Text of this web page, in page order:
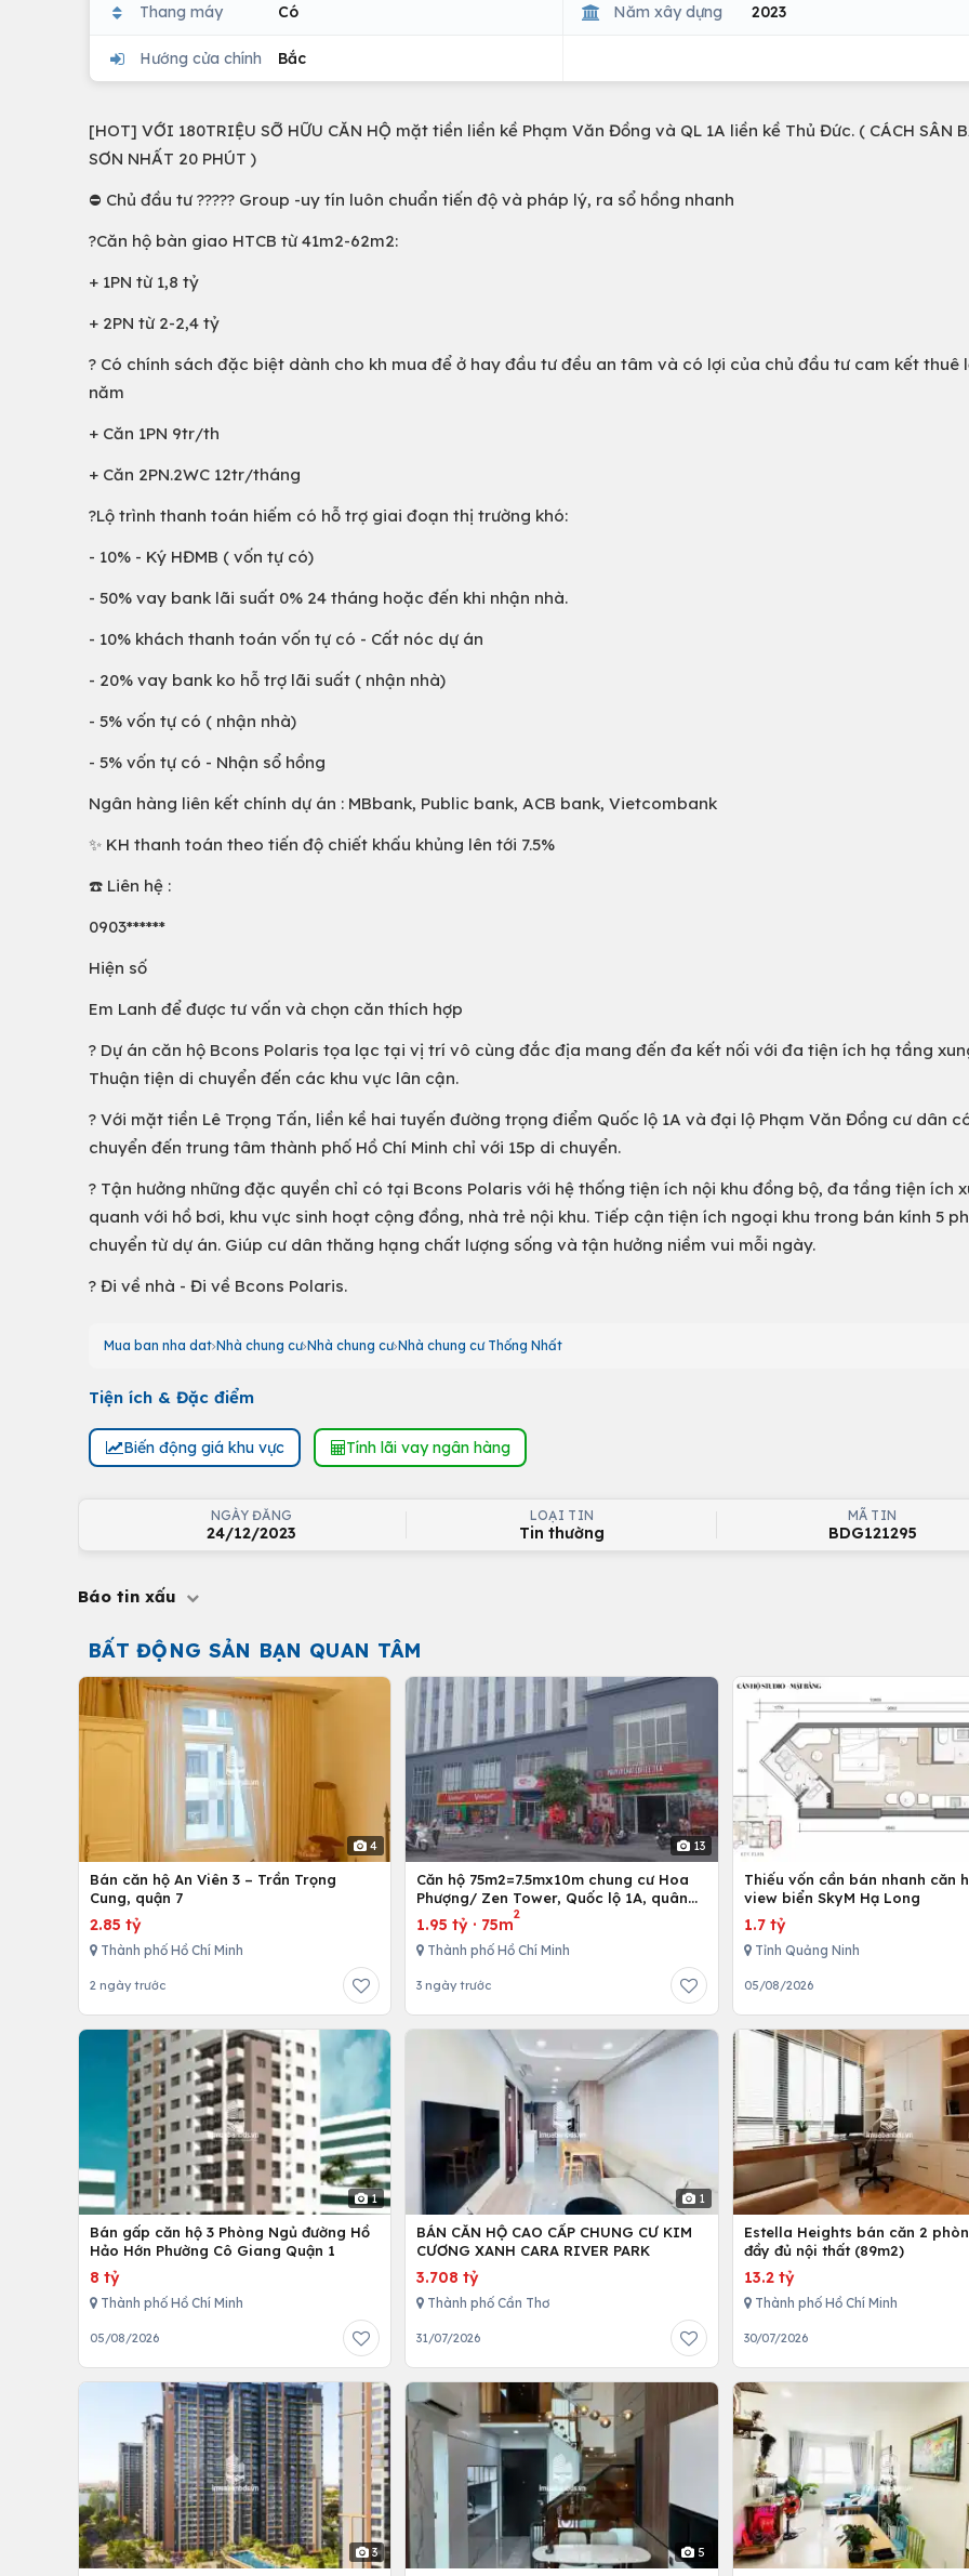
Thang máy Có Năm xây dựng 2023
Hướng cửa chính Bắc
[HOT] VỚI 180TRIỆU SỠ HỮU CĂN HỘ mặt tiền liền kề Phạm Văn Đồng và QL 1A liền kề Thủ Đức. ( CÁCH SÂN
SƠN NHẤT 20 PHÚT )
⛔️ Chủ đầu tư ????? Group -uy tín luôn chuẩn tiến độ và pháp lý, ra sổ hồng nhanh
?Căn hộ bàn giao HTCB từ 41m2-62m2:
+ 1PN từ 1,8 tỷ
+ 2PN từ 2-2,4 tỷ
? Có chính sách đặc biệt dành cho kh mua để ở hay đầu tư đều an tâm và có lợi của chủ đầu tư cam kết thuê
năm
+ Căn 1PN 9tr/th
+ Căn 2PN.2WC 12tr/tháng
?Lộ trình thanh toán hiếm có hỗ trợ giai đoạn thị trường khó:
- 10% - Ký HĐMB ( vốn tự có)
- 50% vay bank lãi suất 0% 24 tháng hoặc đến khi nhận nhà.
- 10% khách thanh toán vốn tự có - Cất nóc dự án
- 20% vay bank ko hỗ trợ lãi suất ( nhận nhà)
- 5% vốn tự có ( nhận nhà)
- 5% vốn tự có - Nhận sổ hồng
Ngân hàng liên kết chính dự án : MBbank, Public bank, ACB bank, Vietcombank
✨ KH thanh toán theo tiến độ chiết khấu khủng lên tới 7.5%
☎️ Liên hệ :
0903******
Hiện số
Em Lanh để được tư vấn và chọn căn thích hợp
? Dự án căn hộ Bcons Polaris tọa lạc tại vị trí vô cùng đắc địa mang đến đa kết nối với đa tiện ích hạ tầng
Thuận tiện di chuyển đến các khu vực lân cận.
? Với mặt tiền Lê Trọng Tấn, liền kề hai tuyến đường trọng điểm Quốc lộ 1A và đại lộ Phạm Văn Đồng cư dân
chuyển đến trung tâm thành phố Hồ Chí Minh chỉ với 15p di chuyển.
? Tận hưởng những đặc quyền chỉ có tại Bcons Polaris với hệ thống tiện ích nội khu đồng bộ, đa tầng tiện ích
quanh với hồ bơi, khu vực sinh hoạt cộng đồng, nhà trẻ nội khu. Tiếp cận tiện ích ngoại khu trong bán kính 5
chuyển từ dự án. Giúp cư dân thăng hạng chất lượng sống và tận hưởng niềm vui mỗi ngày.
? Đi về nhà - Đi về Bcons Polaris.
Mua ban nha dat Nhà chung cư Nhà chung cư Nhà chung cư Thống Nhất
Tiện ích & Đặc điểm
Biến động giá khu vực Tính lãi vay ngân hàng
NGÀY ĐĂNG
24/12/2023
LOẠI TIN
Tin thường
MÃ TIN
BDG121295
Báo tin xấu
BẤT ĐỘNG SẢN BẠN QUAN TÂM
4
Bán căn hộ An Viên 3 – Trần Trọng
Cung, quận 7
2.85 tỷ
Thành phố Hồ Chí Minh
2 ngày trước
13
Căn hộ 75m2=7.5mx10m chung cư Hoa
Phượng/ Zen Tower, Quốc lộ 1A, quân
12,Tp. Hồ Chí Minh, Việt Nam
1.95 tỷ · 75m
2
Thành phố Hồ Chí Minh
3 ngày trước
Thiếu vốn cần bán nhanh căn
view biển SkyM Hạ Long
1.7 tỷ
Tỉnh Quảng Ninh
05/08/2026
1
Bán gấp căn hộ 3 Phòng Ngủ đường Hồ
Hảo Hớn Phường Cô Giang Quận 1
8 tỷ
Thành phố Hồ Chí Minh
05/08/2026
1
BÁN CĂN HỘ CAO CẤP CHUNG CƯ KIM
CƯƠNG XANH CARA RIVER PARK
3.708 tỷ
Thành phố Cần Thơ
31/07/2026
Estella Heights bán căn 2
đầy đủ nội thất (89m2)
13.2 tỷ
Thành phố Hồ Chí Minh
30/07/2026
3 5